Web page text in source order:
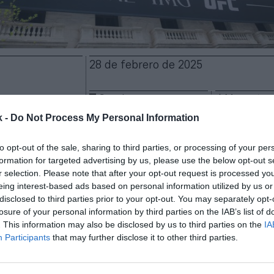
- Do Not Process My Personal Information
opt-out of the sale, sharing to third parties, or processing of your
for targeted advertising by us, please use the below opt-out
selection. Please note that after your opt-out request is processed
interest-based ads based on personal information utilized by us
to third parties prior to your opt-out. You may separately
of your personal information by third parties on the IAB’s list of
This information may also be disclosed by us to third parties on the
Participants that may further disclose it to other third parties.
28 de febrero de 2025
de la UFC y la WWE ha adquirido los tres
su vez es el accionista mayoritario de TKO y que,
teniendo el control de todas las empresas. Los
se han desvelado.
ayer en la presentación de resultados
se cerraría en el primer trimestre de 2025.
asegurando que cerraría la colocación de